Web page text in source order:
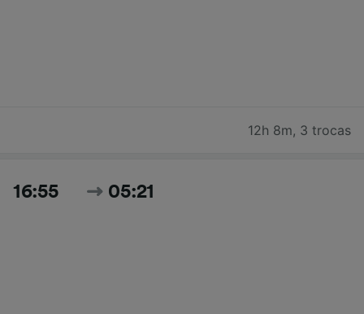
12h 8m, 3 trocas
16:55 05:21